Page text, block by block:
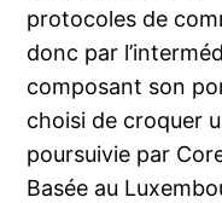
protocoles de
donc par
composant son
choisi de croquer
poursuivie par
Basée au